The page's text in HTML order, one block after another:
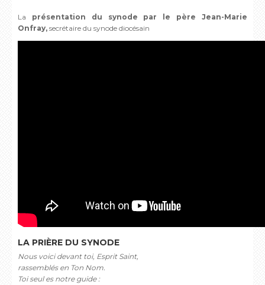
La présentation du synode par le père Jean-Marie
Onfray, secrétaire du synode diocésain
LA PRIÈRE DU SYNODE
Nous voici devant toi, Esprit Saint,
rassemblés en Ton Nom.
Toi seul es notre guide :